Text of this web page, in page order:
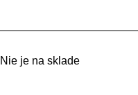
Nie je na sklade